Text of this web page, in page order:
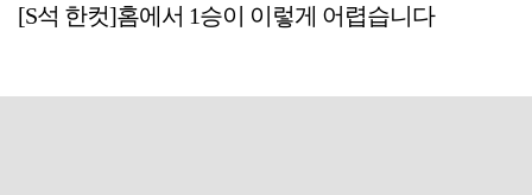
[S석 한컷]홈에서 1승이 이렇게 어렵습니다